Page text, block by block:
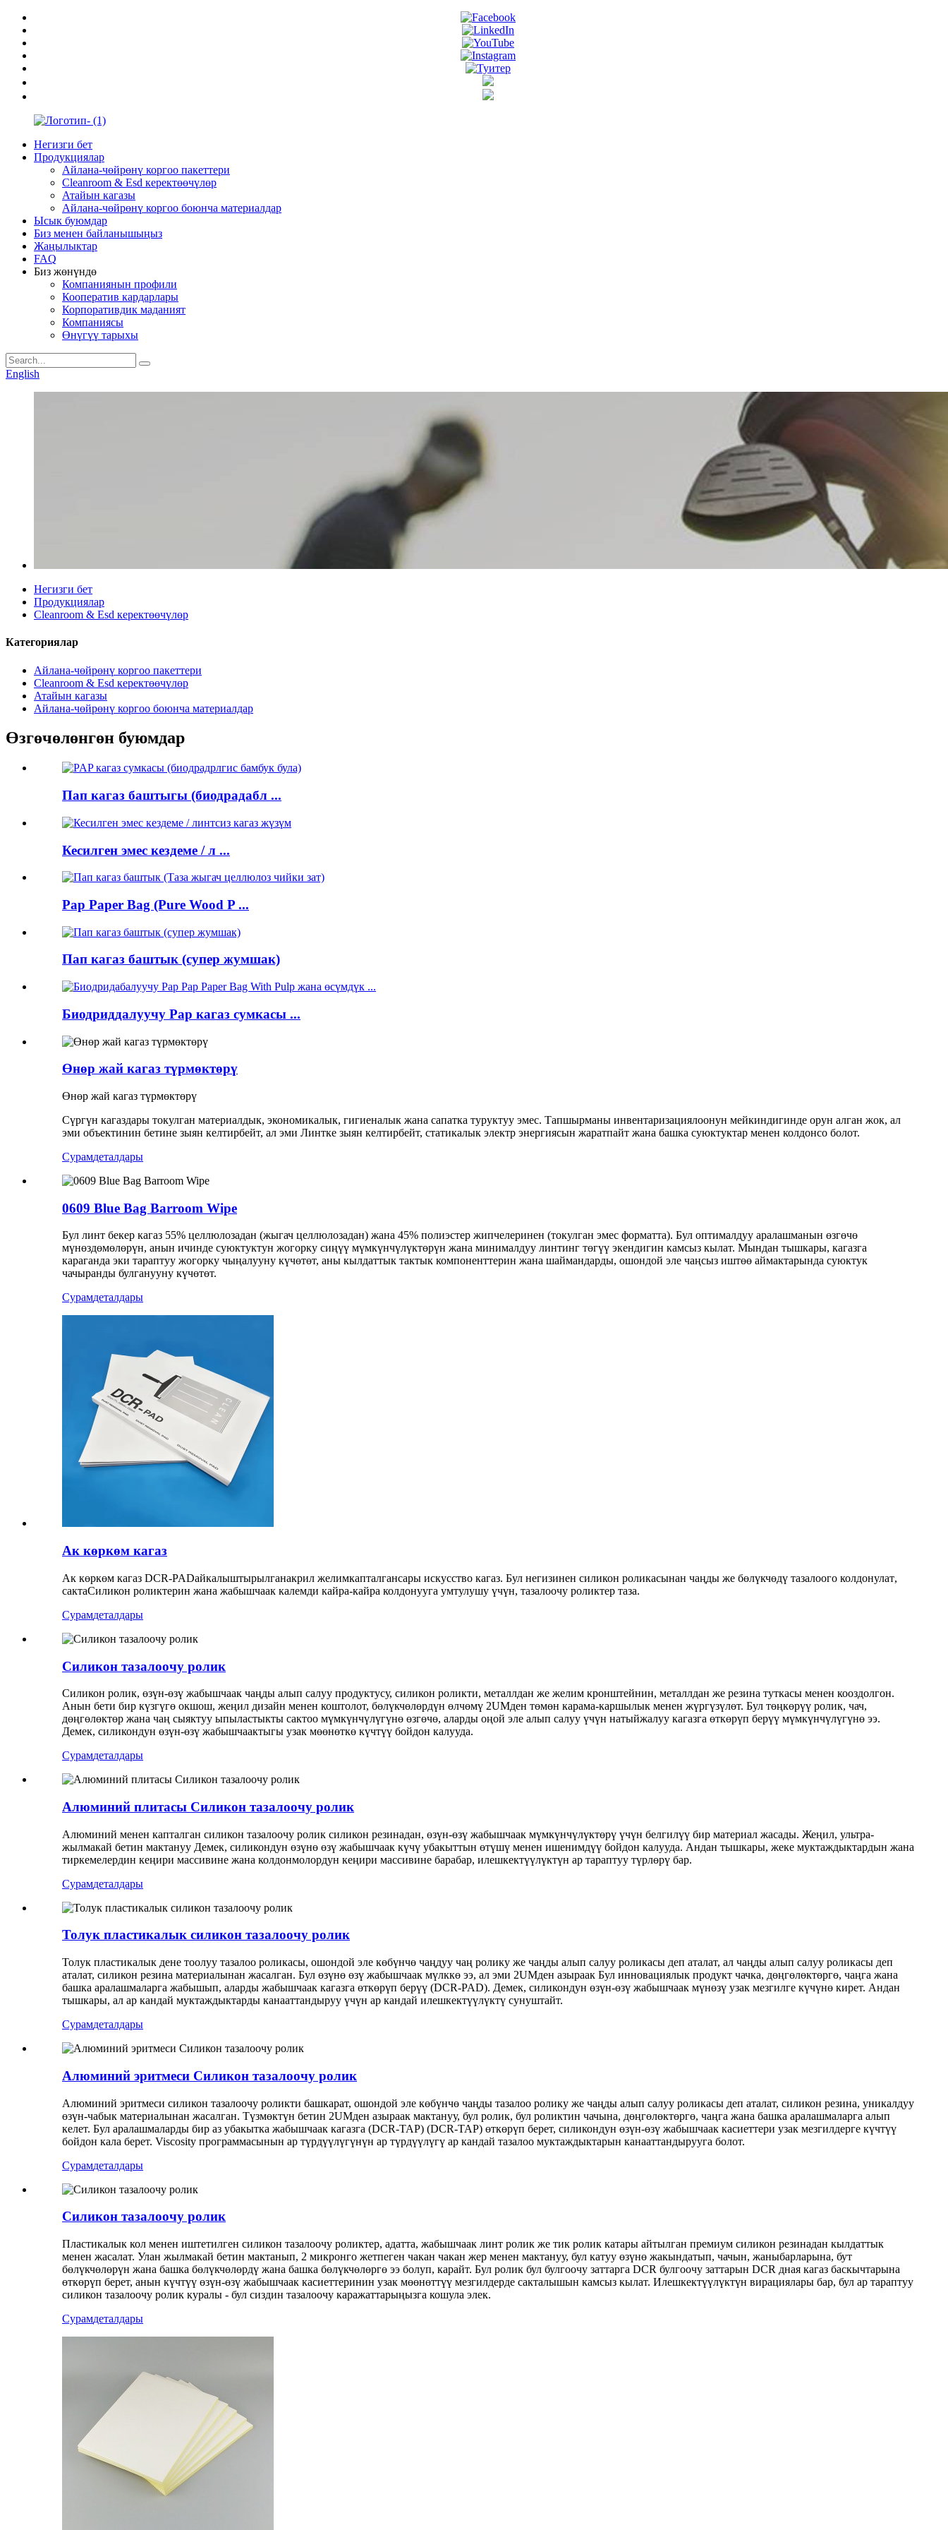
Негизги бет
Продукциялар
Айлана-чөйрөнү коргоо пакеттери
Cleanroom & Esd керектөөчүлөр
Атайын кагазы
Айлана-чөйрөнү коргоо боюнча материалдар
Ысык буюмдар
Биз менен байланышыңыз
Жаңылыктар
FAQ
Биз жөнүндө
Компаниянын профили
Кооператив кардарлары
Корпоративдик маданият
Компаниясы
Өнүгүү тарыхы
English
Негизги бет
Продукциялар
Cleanroom & Esd керектөөчүлөр
Категориялар
Айлана-чөйрөнү коргоо пакеттери
Cleanroom & Esd керектөөчүлөр
Атайын кагазы
Айлана-чөйрөнү коргоо боюнча материалдар
Өзгөчөлөнгөн буюмдар
Пап кагаз баштыгы (биодрадабл ...
Кесилген эмес кездеме / л ...
Pap Paper Bag (Pure Wood P ...
Пап кагаз баштык (супер жумшак)
Биодриддалуучу Pap кагаз сумкасы ...
Өнөр жай кагаз түрмөктөрү
Өнөр жай кагаз түрмөктөрү
Сүргүн кагаздары токулган материалдык, экономикалык, гигиеналык жана сапатка туруктуу эмес. Тапшырманы инвентаризациялоонун мейкиндигинде орун алган жок, ал
эми объектинин бетине зыян келтирбейт, ал эми Линтке зыян келтирбейт, статикалык электр энергиясын жаратпайт жана башка суюктуктар менен колдонсо болот.
Сурамдеталдары
0609 Blue Bag Barroom Wipe
Бул линт бекер кагаз 55% целлюлозадан (жыгач целлюлозадан) жана 45% полиэстер жипчелеринен (токулган эмес форматта). Бул оптималдуу аралашманын өзгөчө
мүнөздөмөлөрүн, анын ичинде суюктуктун жогорку сиңүү мүмкүнчүлүктөрүн жана минималдуу линтинг төгүү экендигин камсыз кылат. Мындан тышкары, кагазга
караганда эки тараптуу жогорку чыңалууну күчөтөт, аны кылдаттык тактык компоненттерин жана шаймандарды, ошондой эле чаңсыз иштөө аймактарында суюктук
чачыранды булганууну күчөтөт.
Сурамдеталдары
Ак көркөм кагаз
Ак көркөм кагаз DCR-PADайкалыштырылганакрил желимкапталгансары искусство кагаз. Бул негизинен силикон роликасынан чаңды же бөлүкчөдү тазалоого колдонулат,
сактаСиликон роликтерин жана жабышчаак калемди кайра-кайра колдонууга умтулушу үчүн, тазалоочу роликтер таза.
Сурамдеталдары
Силикон тазалоочу ролик
Силикон ролик, өзүн-өзү жабышчаак чаңды алып салуу продуктусу, силикон роликти, металлдан же желим кронштейнин, металлдан же резина туткасы менен кооздолгон.
Анын бети бир күзгүгө окшош, жеңил дизайн менен коштолот, бөлүкчөлөрдүн өлчөмү 2UMден төмөн карама-каршылык менен жүргүзүлөт. Бул төңкөрүү ролик, чач,
дөңгөлөктөр жана чаң сыяктуу ыпыластыкты сактоо мүмкүнчүлүгүнө өзгөчө, аларды оңой эле алып салуу үчүн натыйжалуу кагазга өткөрүп берүү мүмкүнчүлүгүнө ээ.
Демек, силикондун өзүн-өзү жабышчаактыгы узак мөөнөткө күчтүү бойдон калууда.
Сурамдеталдары
Алюминий плитасы Силикон тазалоочу ролик
Алюминий менен капталган силикон тазалоочу ролик силикон резинадан, өзүн-өзү жабышчаак мүмкүнчүлүктөрү үчүн белгилүү бир материал жасады. Жеңил, ультра-
жылмакай бетин мактануу Демек, силикондун өзүнө өзү жабышчаак күчү убакыттын өтүшү менен ишенимдүү бойдон калууда. Андан тышкары, жеке муктаждыктардын жана
тиркемелердин кеңири массивине жана колдонмолордун кеңири массивине барабар, илешкектүүлүктүн ар тараптуу түрлөрү бар.
Сурамдеталдары
Толук пластикалык силикон тазалоочу ролик
Толук пластикалык дене тоолуу тазалоо роликасы, ошондой эле көбүнчө чаңдуу чаң ролику же чаңды алып салуу роликасы деп аталат, ал чаңды алып салуу роликасы деп
аталат, силикон резина материалынан жасалган. Бул өзүнө өзү жабышчаак мүлккө ээ, ал эми 2UMден азыраак Бул инновациялык продукт чачка, дөңгөлөктөргө, чаңга жана
башка аралашмаларга жабышып, аларды жабышчаак кагазга өткөрүп берүү (DCR-PAD). Демек, силикондун өзүн-өзү жабышчаак мүнөзү узак мезгилге күчүнө кирет. Андан
тышкары, ал ар кандай муктаждыктарды канааттандыруу үчүн ар кандай илешкектүүлүктү сунуштайт.
Сурамдеталдары
Алюминий эритмеси Силикон тазалоочу ролик
Алюминий эритмеси силикон тазалоочу роликти башкарат, ошондой эле көбүнчө чаңды тазалоо ролику же чаңды алып салуу роликасы деп аталат, силикон резина, уникалдуу
өзүн-чабык материалынан жасалган. Түзмөктүн бетин 2UMден азыраак мактануу, бул ролик, бул роликтин чачына, дөңгөлөктөргө, чаңга жана башка аралашмаларга алып
келет. Бул аралашмаларды бир аз убакытка жабышчаак кагазга (DCR-TAP) (DCR-TAP) өткөрүп берет, силикондун өзүн-өзү жабышчаак касиеттери узак мезгилдерге күчтүү
бойдон кала берет. Viscosity программасынын ар түрдүүлүгүнүн ар түрдүүлүгү ар кандай тазалоо муктаждыктарын канааттандырууга болот.
Сурамдеталдары
Силикон тазалоочу ролик
Пластикалык кол менен иштетилген силикон тазалоочу роликтер, адатта, жабышчаак линт ролик же тик ролик катары айтылган премиум силикон резинадан кылдаттык
менен жасалат. Улан жылмакай бетин мактанып, 2 микронго жетпеген чакан чакан жер менен мактануу, бул катуу өзүнө жакындатып, чачын, жаныбарларына, бут
бөлүкчөлөрүн жана башка бөлүкчөлөрдү жана башка бөлүкчөлөргө ээ болуп, карайт. Бул ролик бул булгоочу заттарга DCR булгоочу заттарын DCR дная кагаз баскычтарына
өткөрүп берет, анын күчтүү өзүн-өзү жабышчаак касиеттеринин узак мөөнөттүү мезгилдерде сакталышын камсыз кылат. Илешкектүүлүктүн вирациялары бар, бул ар тараптуу
силикон тазалоочу ролик куралы - бул сиздин тазалоочу каражаттарыңызга кошула элек.
Сурамдеталдары